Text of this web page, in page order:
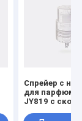
Спрейер с
для
JY819 с